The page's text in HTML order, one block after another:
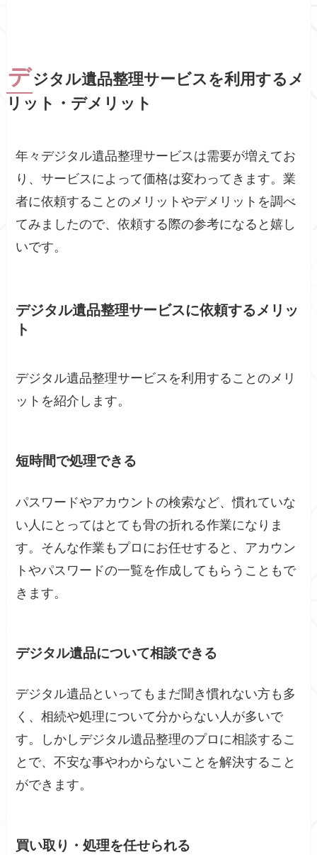
デジタル遺品整理サービスを利用するメ
リット・デメリット
年々デジタル遺品整理サービスは需要が増えてお
り、サービスによって価格は変わってきます。業
者に依頼することのメリットやデメリットを調べ
てみましたので、依頼する際の参考になると嬉し
いです。
デジタル遺品整理サービスに依頼するメリッ
ト
デジタル遺品整理サービスを利用することのメリ
ットを紹介します。
短時間で処理できる
パスワードやアカウントの検索など、慣れていな
い人にとってはとても骨の折れる作業になりま
す。そんな作業もプロにお任せすると、アカウン
トやパスワードの一覧を作成してもらうこともで
きます。
デジタル遺品について相談できる
デジタル遺品といってもまだ聞き慣れない方も多
く、相続や処理について分からない人が多いで
す。しかしデジタル遺品整理のプロに相談するこ
とで、不安な事やわからないことを解決すること
ができます。
買い取り・処理を任せられる